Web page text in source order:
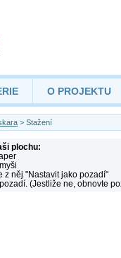
O PROJEKTU
> Stažení
plochu:
z něj "Nastavit jako pozadí"
(Jestliže ne, obnovte